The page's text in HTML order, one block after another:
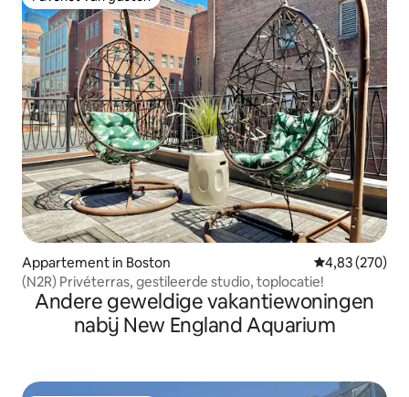
Favoriet van gasten
Appartement in Boston Gemiddelde
4,83 (270)
(N2R) Privéterras, gestileerde studio, toplocatie!
Andere geweldige vakantiewoningen
nabij New England Aquarium